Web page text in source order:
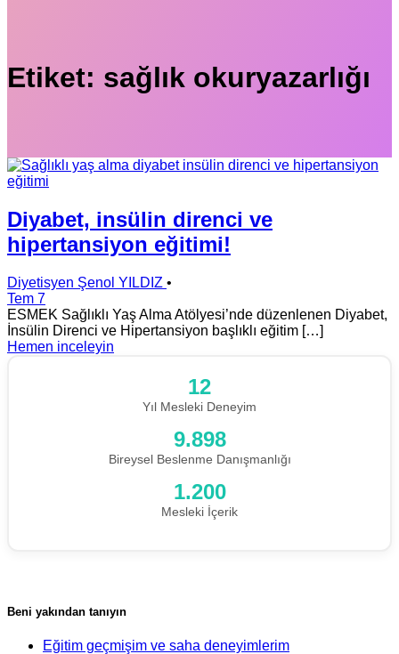
Etiket: sağlık okuryazarlığı
Diyabet, insülin direnci ve
hipertansiyon eğitimi!
Diyetisyen Şenol YILDIZ •
Tem 7
ESMEK Sağlıklı Yaş Alma Atölyesi’nde düzenlenen Diyabet,
İnsülin Direnci ve Hipertansiyon başlıklı eğitim […]
Hemen inceleyin
12
Yıl Mesleki Deneyim
11.009
Bireysel Beslenme Danışmanlığı
1.200
Mesleki İçerik
Beni yakından tanıyın
Eğitim geçmişim ve saha deneyimlerim